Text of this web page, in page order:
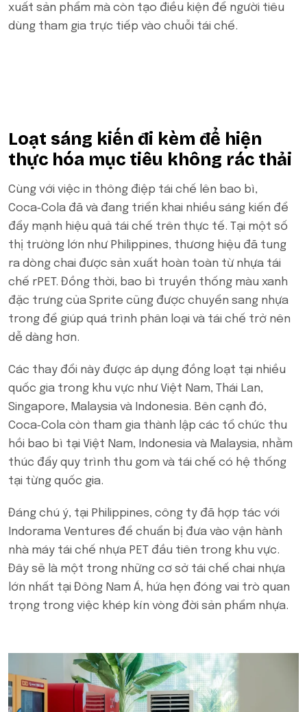
xuất sản phẩm mà còn tạo điều kiện để người tiêu
dùng tham gia trực tiếp vào chuỗi tái chế.
Loạt sáng kiến đi kèm để hiện
thực hóa mục tiêu không rác thải
Cùng với việc in thông điệp tái chế lên bao bì,
Coca‑Cola đã và đang triển khai nhiều sáng kiến để
đẩy mạnh hiệu quả tái chế trên thực tế. Tại một số
thị trường lớn như Philippines, thương hiệu đã tung
ra dòng chai được sản xuất hoàn toàn từ nhựa tái
chế rPET. Đồng thời, bao bì truyền thống màu xanh
đặc trưng của Sprite cũng được chuyển sang nhựa
trong để giúp quá trình phân loại và tái chế trở nên
dễ dàng hơn.
Các thay đổi này được áp dụng đồng loạt tại nhiều
quốc gia trong khu vực như Việt Nam, Thái Lan,
Singapore, Malaysia và Indonesia. Bên cạnh đó,
Coca‑Cola còn tham gia thành lập các tổ chức thu
hồi bao bì tại Việt Nam, Indonesia và Malaysia, nhằm
thúc đẩy quy trình thu gom và tái chế có hệ thống
tại từng quốc gia.
Đáng chú ý, tại Philippines, công ty đã hợp tác với
Indorama Ventures để chuẩn bị đưa vào vận hành
nhà máy tái chế nhựa PET đầu tiên trong khu vực.
Đây sẽ là một trong những cơ sở tái chế chai nhựa
lớn nhất tại Đông Nam Á, hứa hẹn đóng vai trò quan
trọng trong việc khép kín vòng đời sản phẩm nhựa.